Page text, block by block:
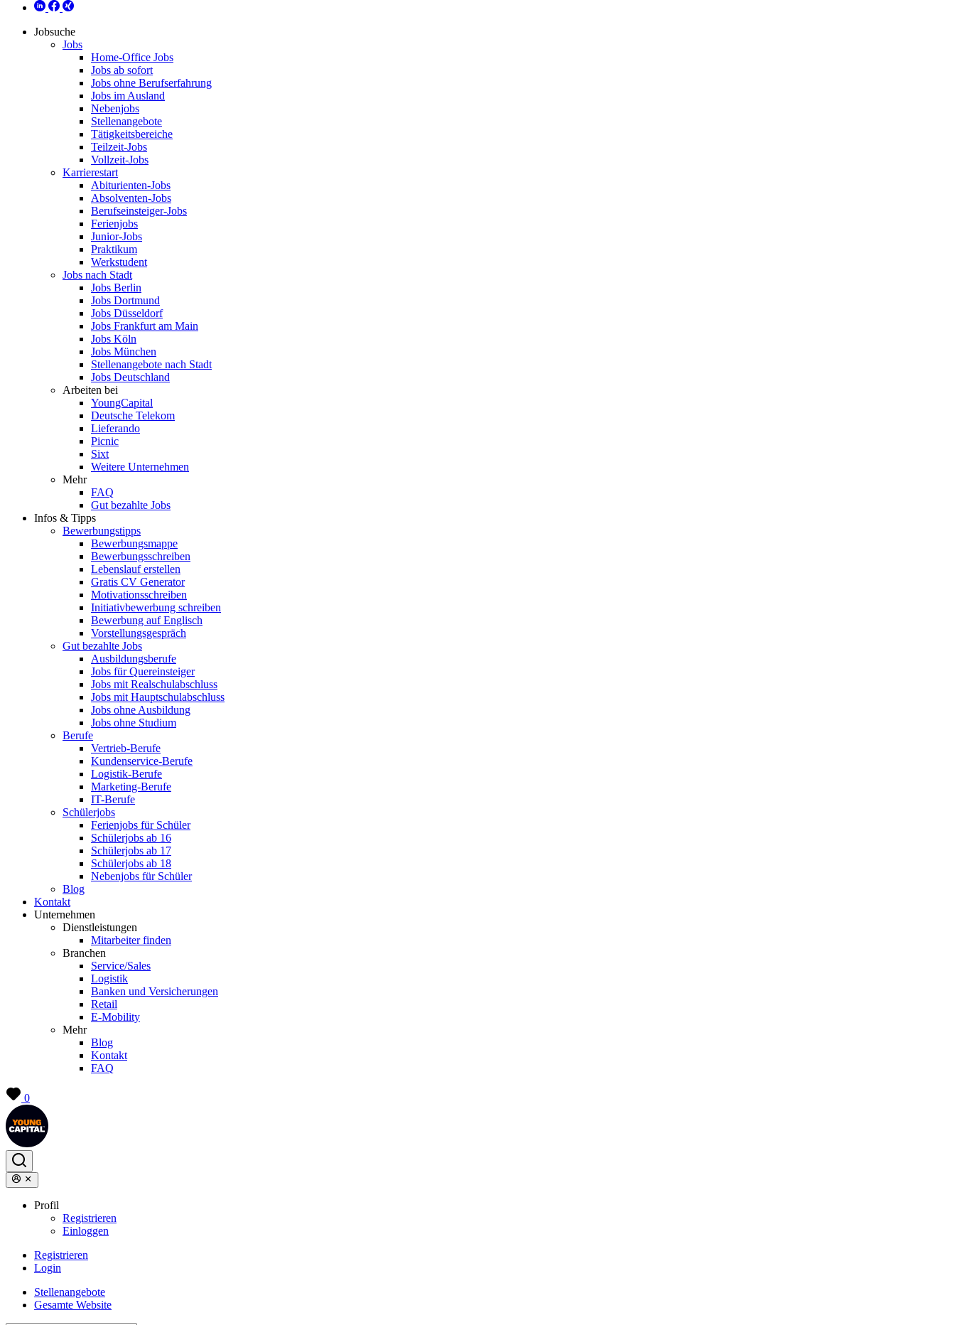
Jobsuche
Jobs
Home-Office Jobs
Jobs ab sofort
Jobs ohne Berufserfahrung
Jobs im Ausland
Nebenjobs
Stellenangebote
Tätigkeitsbereiche
Teilzeit-Jobs
Vollzeit-Jobs
Karrierestart
Abiturienten-Jobs
Absolventen-Jobs
Berufseinsteiger-Jobs
Ferienjobs
Junior-Jobs
Praktikum
Werkstudent
Jobs nach Stadt
Jobs Berlin
Jobs Dortmund
Jobs Düsseldorf
Jobs Frankfurt am Main
Jobs Köln
Jobs München
Stellenangebote nach Stadt
Jobs Deutschland
Arbeiten bei
YoungCapital
Deutsche Telekom
Lieferando
Picnic
Sixt
Weitere Unternehmen
Mehr
FAQ
Gut bezahlte Jobs
Infos & Tipps
Bewerbungstipps
Bewerbungsmappe
Bewerbungsschreiben
Lebenslauf erstellen
Gratis CV Generator
Motivationsschreiben
Initiativbewerbung schreiben
Bewerbung auf Englisch
Vorstellungsgespräch
Gut bezahlte Jobs
Ausbildungsberufe
Jobs für Quereinsteiger
Jobs mit Realschulabschluss
Jobs mit Hauptschulabschluss
Jobs ohne Ausbildung
Jobs ohne Studium
Berufe
Vertrieb-Berufe
Kundenservice-Berufe
Logistik-Berufe
Marketing-Berufe
IT-Berufe
Schülerjobs
Ferienjobs für Schüler
Schülerjobs ab 16
Schülerjobs ab 17
Schülerjobs ab 18
Nebenjobs für Schüler
Blog
Kontakt
Unternehmen
Dienstleistungen
Mitarbeiter finden
Branchen
Service/Sales
Logistik
Banken und Versicherungen
Retail
E-Mobility
Mehr
Blog
Kontakt
FAQ
0
Profil
Registrieren
Einloggen
Registrieren
Login
Stellenangebote
Gesamte Website